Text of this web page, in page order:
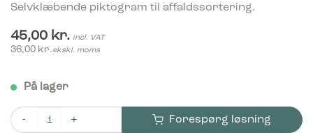
Selvklæbende piktogram til affaldssortering.
45,00 kr. incl. VAT
36,00 kr.ekskl. moms
På lager
Piktogram Soft plastics 12x12 cm Selvklæbende Sort antal
Forespørg løsning